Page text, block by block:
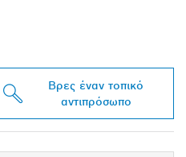
Βρες έναν τοπικό
αντιπρόσωπο